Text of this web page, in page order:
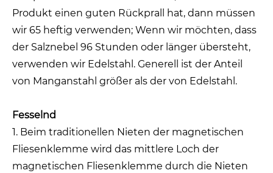
Produkt einen guten Rückprall hat, dann müssen
wir 65 heftig verwenden; Wenn wir möchten, dass
der Salznebel 96 Stunden oder länger übersteht,
verwenden wir Edelstahl. Generell ist der Anteil
von Manganstahl größer als der von Edelstahl.
Fesselnd
1. Beim traditionellen Nieten der magnetischen
Fliesenklemme wird das mittlere Loch der
magnetischen Fliesenklemme durch die Nieten